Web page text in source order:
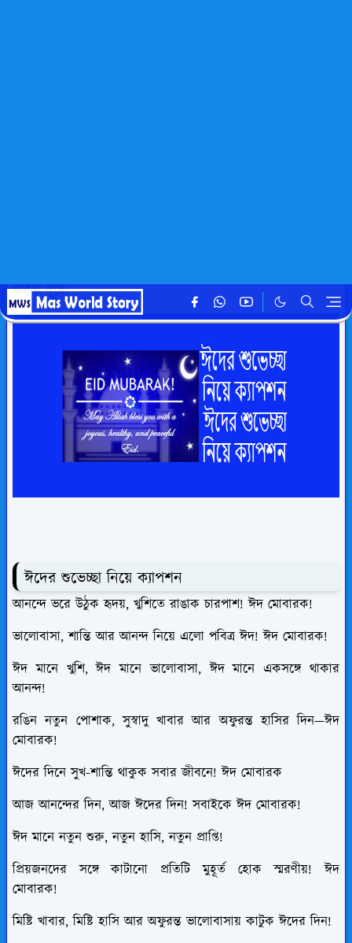
থাকুক দূরে!
ঈদের শুভেচ্ছা নিয়ে ক্যাপশন
আনন্দে ভরে উঠুক হৃদয়, খুশিতে রাঙাক চারপাশ! ঈদ মোবারক!
ভালোবাসা, শান্তি আর আনন্দ নিয়ে এলো পবিত্র ঈদ! ঈদ মোবারক!
ঈদ মানে খুশি, ঈদ মানে ভালোবাসা, ঈদ মানে একসঙ্গে থাকার
আনন্দ!
রঙিন নতুন পোশাক, সুস্বাদু খাবার আর অফুরন্ত হাসির দিন—ঈদ
মোবারক!
ঈদের দিনে সুখ-শান্তি থাকুক সবার জীবনে! ঈদ মোবারক
আজ আনন্দের দিন, আজ ঈদের দিন! সবাইকে ঈদ মোবারক!
ঈদ মানে নতুন শুরু, নতুন হাসি, নতুন প্রাপ্তি!
প্রিয়জনদের সঙ্গে কাটানো প্রতিটি মুহূর্ত হোক স্মরণীয়! ঈদ
মোবারক!
মিষ্টি খাবার, মিষ্টি হাসি আর অফুরন্ত ভালোবাসায় কাটুক ঈদের দিন!